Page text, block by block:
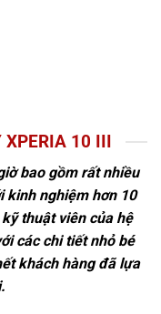
XPERIA 10 III
bao gồm rất nhiều
kinh nghiệm hơn 10
thuật viên của hệ
các chi tiết nhỏ bé
khách hàng đã lựa